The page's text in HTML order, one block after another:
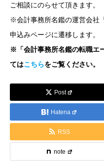
ご相談にのらせて頂きます。
※会計事務所名鑑の運営会社
申込みページに遷移します。
※「会計事務所名鑑の転職エ
てはこちらをご覧ください。
Post
Hatena
RSS
note